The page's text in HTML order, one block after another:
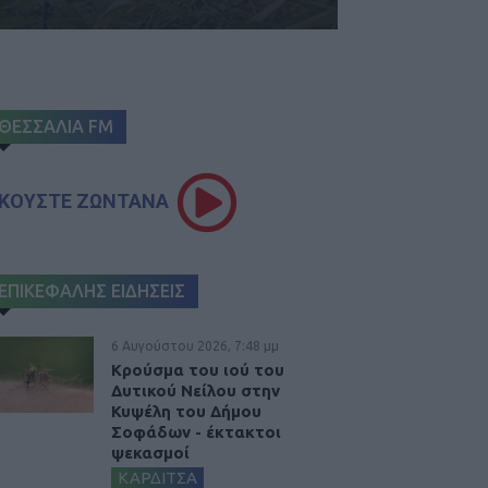
FM
ΖΩΝΤΑΝΑ
ΕΙΔΗΣΕΙΣ
6 Αυγούστου 2026, 7:48 μμ
Κρούσμα του ιού του
Δυτικού Νείλου στην
Κυψέλη του Δήμου
Σοφάδων - έκτακτοι
ψεκασμοί
ΚΑΡΔΙΤΣΑ